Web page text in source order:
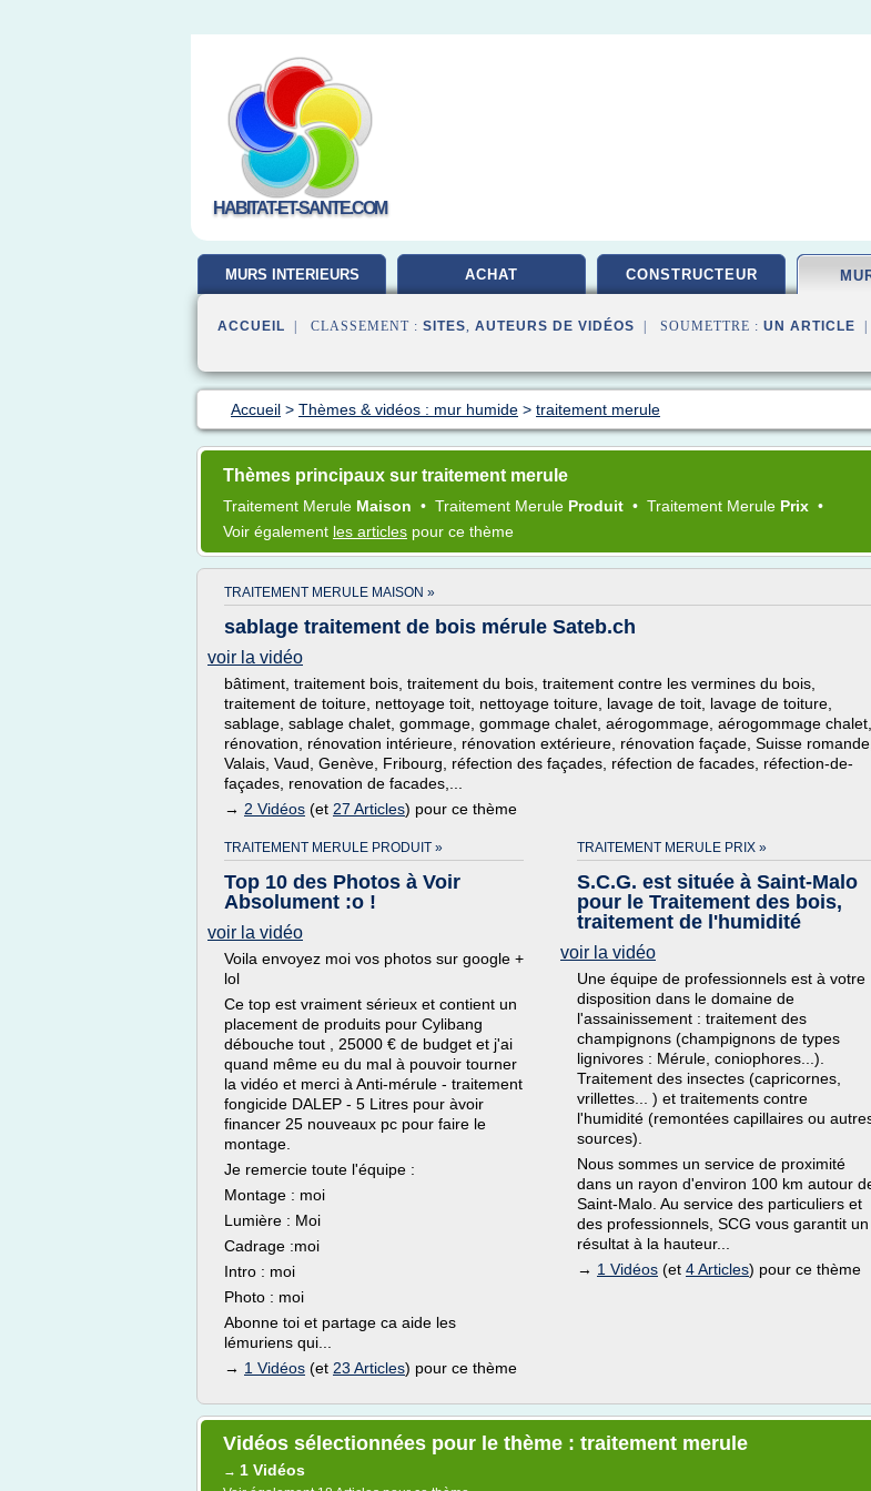
HABITAT-ET-SANTE.COM
MURS INTERIEURS ACHAT CONSTRUCTEUR
ACCUEIL | CLASSEMENT : SITES, AUTEURS DE VIDÉOS | SOUMETTRE : UN ARTICLE
Accueil > Thèmes & vidéos : mur humide > traitement merule
Thèmes principaux sur traitement merule
Traitement Merule Maison • Traitement Merule Produit • Traitement Merule Prix •
Voir également les articles pour ce thème
TRAITEMENT MERULE MAISON »
sablage traitement de bois mérule Sateb.ch
voir la vidéo
bâtiment, traitement bois, traitement du bois, traitement contre les vermines du bois,
traitement de toiture, nettoyage toit, nettoyage toiture, lavage de toit, lavage de toiture,
sablage, sablage chalet, gommage, gommage chalet, aérogommage, aérogommage chalet,
rénovation, rénovation intérieure, rénovation extérieure, rénovation façade, Suisse romande,
Valais, Vaud, Genève, Fribourg, réfection des façades, réfection de facades, réfection-de-
façades, renovation de facades,...
→ 2 Vidéos (et 27 Articles) pour ce thème
TRAITEMENT MERULE PRODUIT »
Top 10 des Photos à Voir
Absolument :o !
voir la vidéo
Voila envoyez moi vos photos sur google +
lol
Ce top est vraiment sérieux et contient un
placement de produits pour Cylibang
débouche tout , 25000 € de budget et j'ai
quand même eu du mal à pouvoir tourner
la vidéo et merci à Anti-mérule - traitement
fongicide DALEP - 5 Litres pour àvoir
financer 25 nouveaux pc pour faire le
montage.
Je remercie toute l'équipe :
Montage : moi
Lumière : Moi
Cadrage :moi
Intro : moi
Photo : moi
Abonne toi et partage ca aide les
lémuriens qui...
→ 1 Vidéos (et 23 Articles) pour ce thème
TRAITEMENT MERULE PRIX »
S.C.G. est située à Saint-Malo
pour le Traitement des bois,
traitement de l'humidité
voir la vidéo
Une équipe de professionnels est à votre
disposition dans le domaine de
l'assainissement : traitement des
champignons (champignons de types
lignivores : Mérule, coniophores...).
Traitement des insectes (capricornes,
vrillettes... ) et traitements contre
l'humidité (remontées capillaires ou
sources).
Nous sommes un service de proximité
dans un rayon d'environ 100 km autour
Saint-Malo. Au service des particuliers et
des professionnels, SCG vous garantit un
résultat à la hauteur...
→ 1 Vidéos (et 4 Articles) pour ce thème
Vidéos sélectionnées pour le thème : traitement merule
→ 1 Vidéos